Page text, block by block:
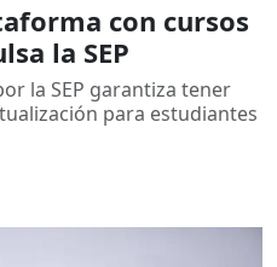
con cursos
la SEP
la SEP garantiza tener
para estudiantes